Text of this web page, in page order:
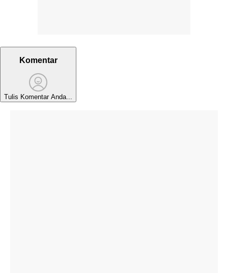
Komentar
Tulis Komentar Anda...